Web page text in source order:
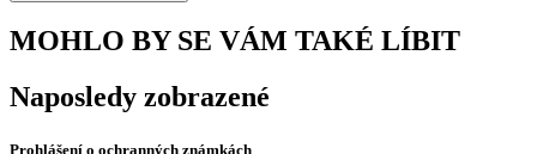
MOHLO BY SE VÁM TAKÉ LÍBIT
Naposledy zobrazené
Prohlášení o ochranných známkách